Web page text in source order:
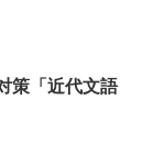
策「近代文語